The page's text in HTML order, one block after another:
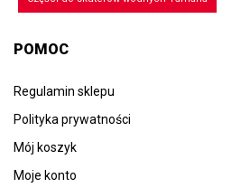
POMOC
Regulamin sklepu
Polityka prywatności
Mój koszyk
Moje konto